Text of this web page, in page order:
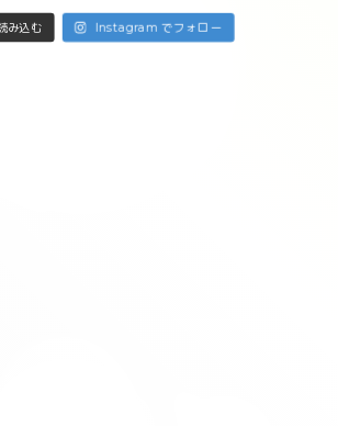
み込む Instagram でフォロー